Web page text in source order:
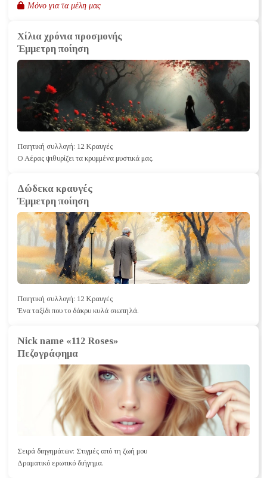
Μόνο για τα μέλη μας
Χίλια χρόνια προσμονής
Έμμετρη ποίηση
Ποιητική συλλογή: 12 Κραυγές
Ο Αέρας ψιθυρίζει τα κρυμμένα μυστικά μας.
Δώδεκα κραυγές
Έμμετρη ποίηση
Ποιητική συλλογή: 12 Κραυγές
Ένα ταξίδι που το δάκρυ κυλά σιωπηλά.
Nick name «112 Roses»
Πεζογράφημα
Σειρά διηγημάτων: Στιγμές από τη ζωή μου
Δραματικό ερωτικό διήγημα.